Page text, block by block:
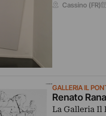
Cassino (FR)
GALLERIA IL
Renato
La Galleria Il